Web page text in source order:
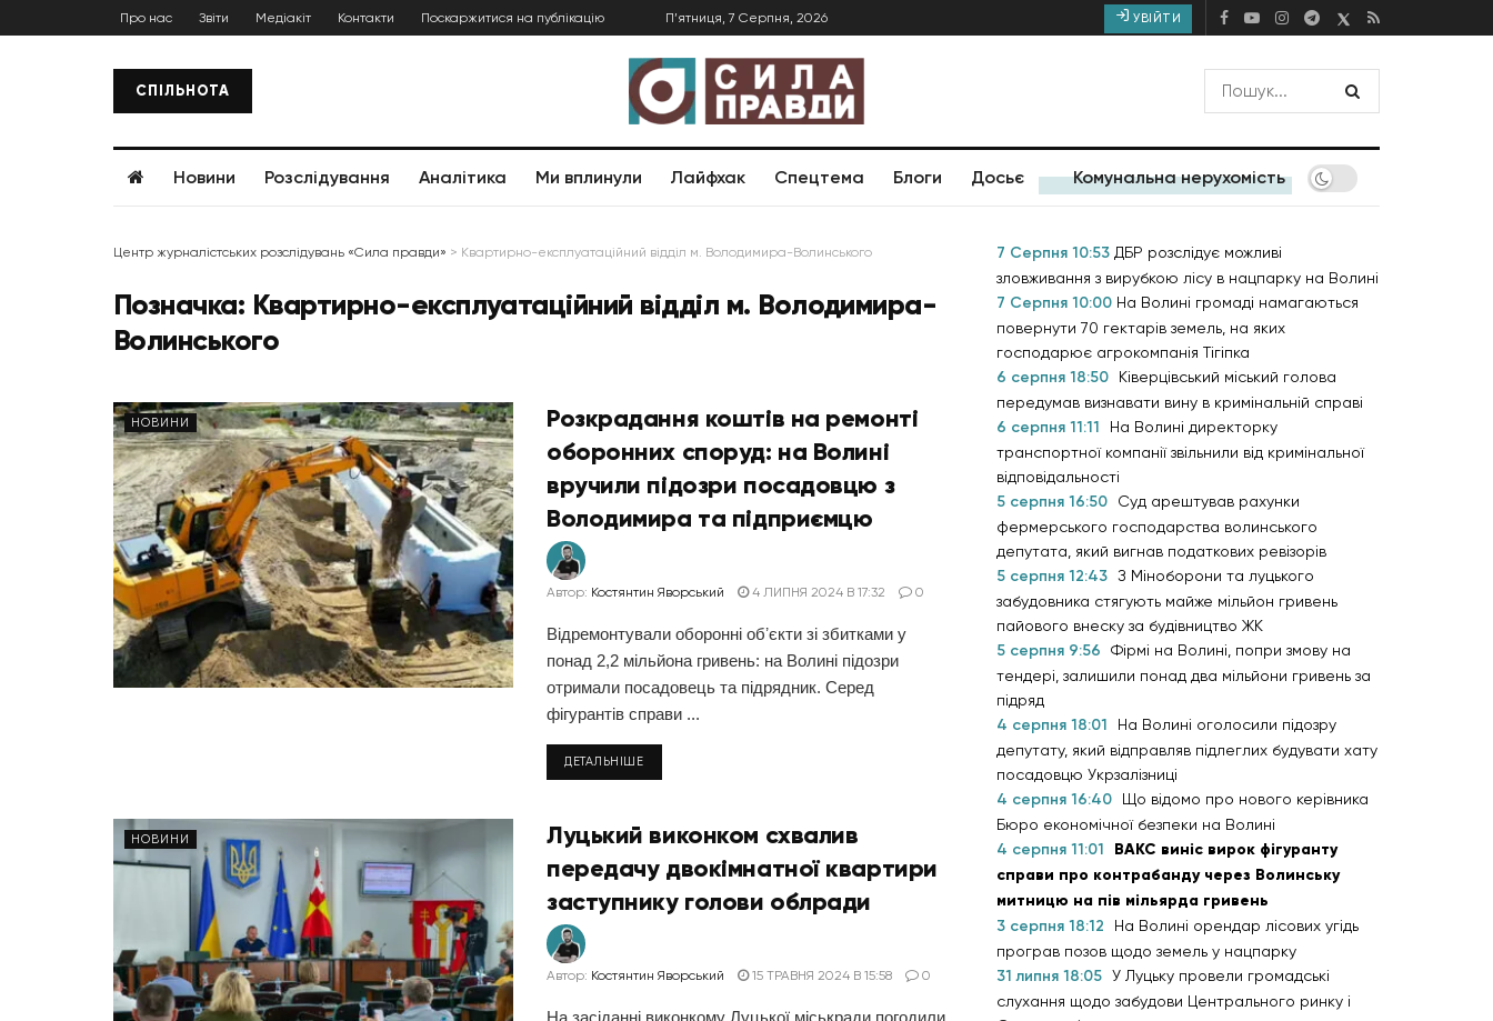
Про нас Звіти Медіакіт Контакти Поскаржитися на публікацію П’ятниця, 7 Серпня, 2026 УВІЙТИ
СПІЛЬНОТА
Новини Розслідування Аналітика Ми вплинули Лайфхак Спецтема Блоги Досьє Комунальна нерухомість
Центр журналістських розслідувань «Сила правди» > Квартирно-експлуатаційний відділ м. Володимира-Волинського
Позначка: Квартирно-експлуатаційний відділ м. Володимира-
Волинського
НОВИНИ
Розкрадання коштів на ремонті
оборонних споруд: на Волині
вручили підозри посадовцю з
Володимира та підприємцю
Автор: Костянтин Яворський 4 ЛИПНЯ 2024 В 17:32 0
Відремонтували оборонні обʼєкти зі збитками у
понад 2,2 мільйона гривень: на Волині підозри
отримали посадовець та підрядник. Серед
фігурантів справи ...
ДЕТАЛЬНІШЕ
НОВИНИ
Луцький виконком схвалив
передачу двокімнатної квартири
заступнику голови облради
Автор: Костянтин Яворський 15 ТРАВНЯ 2024 В 15:58 0
На засіданні виконкому Луцької міськради погодили
7 Серпня 10:53 ДБР розслідує можливі
зловживання з вирубкою лісу в нацпарку на Волині
7 Серпня 10:00 На Волині громаді намагаються
повернути 70 гектарів земель, на яких
господарює агрокомпанія Тігіпка
6 серпня 18:50
Ківерцівський міський голова
передумав визнавати вину в кримінальній справі
6 серпня 11:11
На Волині директорку
транспортної компанії звільнили від кримінальної
відповідальності
5 серпня 16:50
Суд арештував рахунки
фермерського господарства волинського
депутата, який вигнав податкових ревізорів
5 серпня 12:43 З Міноборони та луцького
забудовника стягують майже мільйон гривень
пайового внеску за будівництво ЖК
5 серпня 9:56
Фірмі на Волині, попри змову на
тендері, залишили понад два мільйони гривень за
підряд
4 серпня 18:01
На Волині оголосили підозру
депутату, який відправляв підлеглих будувати хату
посадовцю Укрзалізниці
4 серпня 16:40
Що відомо про нового керівника
Бюро економічної безпеки на Волині
4 серпня 11:01
ВАКС виніс вирок фігуранту
справи про контрабанду через Волинську
митницю на пів мільярда гривень
3 серпня 18:12
На Волині орендар лісових угідь
програв позов щодо земель у нацпарку
31 липня 18:05 У Луцьку провели громадські
слухання щодо забудови Центрального ринку і